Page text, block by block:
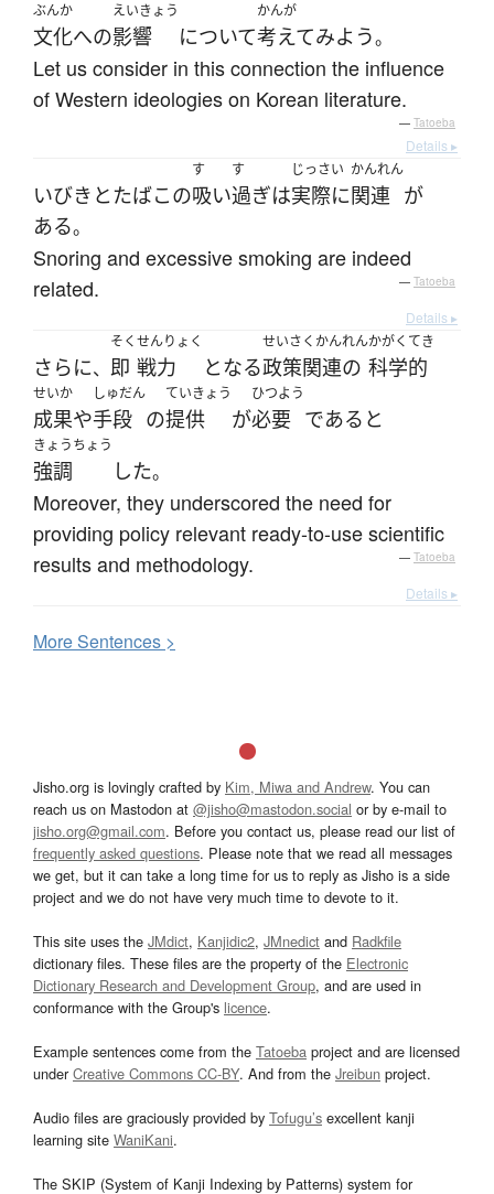
ぶんか
文化への
えいきょう
影響 について
かんが
考えてみよう。
Let us consider in this connection the influence
of Western ideologies on Korean literature.
— Tatoeba
Details ▸
いびき とたばこの
す
吸い
す
過ぎは
じっさい
実際に
かんれん
関連 が
ある。
Snoring and excessive smoking are indeed
related.
— Tatoeba
Details ▸
さらに、
そく
即
せんりょく
戦力 となる
せいさくかんれん
政策関連の
かがくてき
科学的
せいか
成果や
しゅだん
手段 の
ていきょう
提供 が
ひつよう
必要 である と
きょうちょう
強調 した。
Moreover, they underscored the need for
providing policy relevant ready-to-use scientific
results and methodology.
— Tatoeba
Details ▸
MoreSentences >
Jisho.org is lovingly crafted by Kim, Miwa and Andrew. You can
reach us on Mastodon at @jisho@mastodon.social or by e-mail to
jisho.org@gmail.com. Before you contact us, please read our list of
frequently asked questions. Please note that we read all messages
we get, but it can take a long time for us to reply as Jisho is a side
project and we do not have very much time to devote to it.
This site uses the JMdict, Kanjidic2, JMnedict and Radkfile
dictionary files. These files are the property of the Electronic
Dictionary Research and Development Group, and are used in
conformance with the Group's licence.
Example sentences come from the Tatoeba project and are licensed
underCreative Commons CC-BY. And from the Jreibun project.
Audio files are graciously provided by Tofugu’s excellent kanji
learning site WaniKani.
The SKIP (System of Kanji Indexing by Patterns) system for